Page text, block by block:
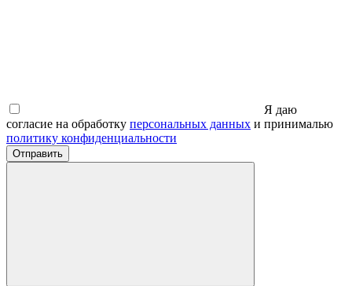
Я даю
согласие на обработку персональных данных и принималью
политику конфиденциальности
Отправить